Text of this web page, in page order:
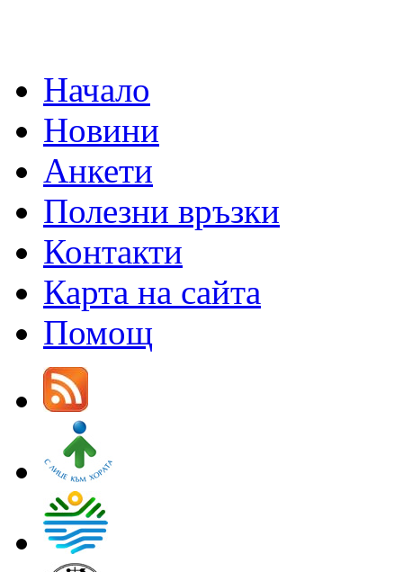
Начало
Новини
Анкети
Полезни връзки
Контакти
Карта на сайта
Помощ